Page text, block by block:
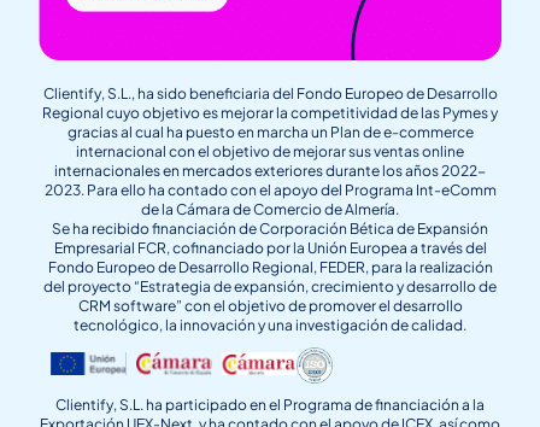
Clientify, S.L., ha sido beneficiaria del Fondo Europeo de Desarrollo
Regional cuyo objetivo es mejorar la competitividad de las Pymes y
gracias al cual ha puesto en marcha un Plan de e-commerce
internacional con el objetivo de mejorar sus ventas online
internacionales en mercados exteriores durante los años 2022-
2023. Para ello ha contado con el apoyo del Programa Int-eComm
de la Cámara de Comercio de Almería.
Se ha recibido financiación de Corporación Bética de Expansión
Empresarial FCR, cofinanciado por la Unión Europea a través del
Fondo Europeo de Desarrollo Regional, FEDER, para la realización
del proyecto “Estrategia de expansión, crecimiento y desarrollo de
CRM software” con el objetivo de promover el desarrollo
tecnológico, la innovación y una investigación de calidad.
Clientify, S.L. ha participado en el Programa de financiación a la
Exportación UEX-Next, y ha contado con el apoyo de ICEX, así como